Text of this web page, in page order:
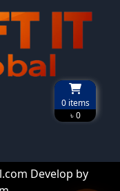
0items
৳ 0
Develop by